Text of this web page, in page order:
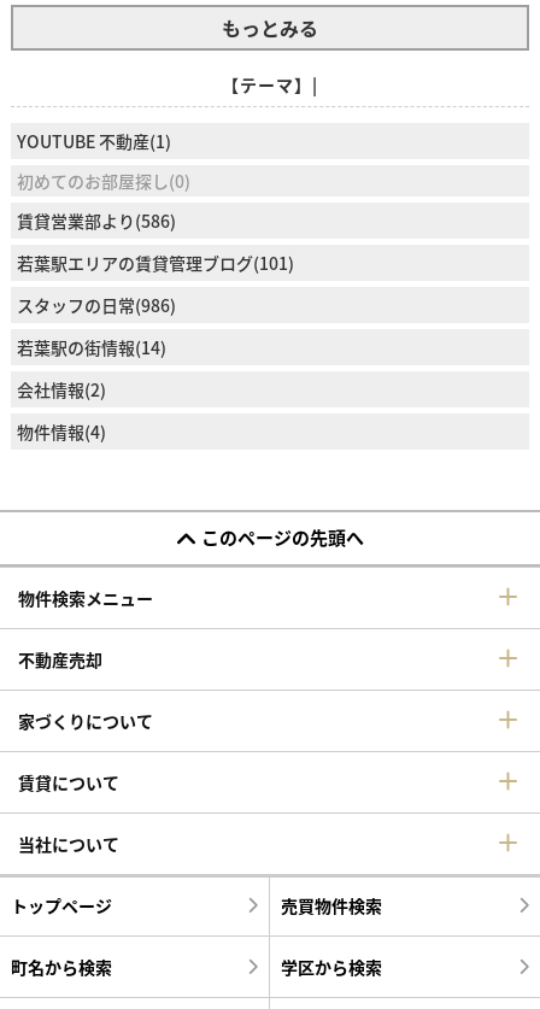
もっとみる
【テーマ】|
YOUTUBE 不動産(1)
初めてのお部屋探し(0)
賃貸営業部より(586)
若葉駅エリアの賃貸管理ブログ(101)
スタッフの日常(986)
若葉駅の街情報(14)
会社情報(2)
物件情報(4)
このページの先頭へ
物件検索メニュー
不動産売却
家づくりについて
賃貸について
当社について
トップページ 売買物件検索
町名から検索 学区から検索